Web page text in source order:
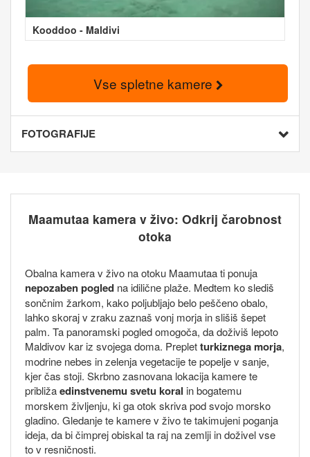
Kooddoo - Maldivi
Vse spletne kamere
FOTOGRAFIJE
Maamutaa kamera v živo: Odkrij čarobnost
otoka
Obalna kamera v živo na otoku Maamutaa ti ponuja
nepozaben pogled na idilične plaže. Medtem ko slediš
sončnim žarkom, kako poljubljajo belo peščeno obalo,
lahko skoraj v zraku zaznaš vonj morja in slišiš šepet
palm. Ta panoramski pogled omogoča, da doživiš lepoto
Maldivov kar iz svojega doma. Prepletturkiznega morja,
modrine nebes in zelenja vegetacije te popelje v sanje,
kjer čas stoji. Skrbno zasnovana lokacija kamere te
približaedinstvenemu svetu koral in bogatemu
morskem življenju, ki ga otok skriva pod svojo morsko
gladino. Gledanje te kamere v živo te takimujeni poganja
ideja, da bi čimprej obiskal ta raj na zemlji in doživel vse
to v resničnosti.